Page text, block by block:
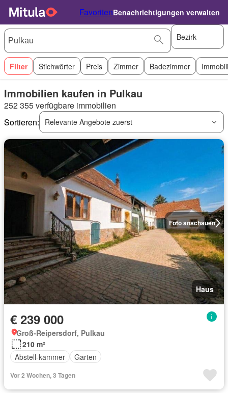
FavoritenBenachrichtigungen verwalten
Bezirk
Filter Stichwörter Preis Zimmer Badezimmer
Immobilien kaufen in Pulkau
252 355 verfügbare immobilien
Sortieren:
Relevante Angebote zuerst
Foto anschauen
Haus
€ 239 000
Groß-Reipersdorf, Pulkau
210 m²
Abstell-kammer
Garten
Vor 2 Wochen, 3 Tagen